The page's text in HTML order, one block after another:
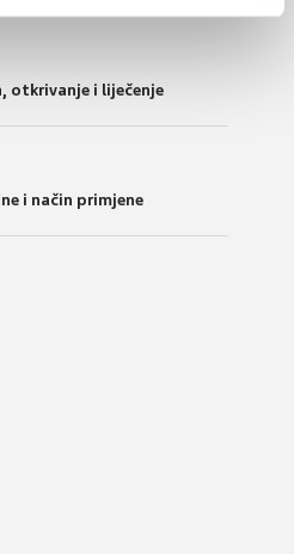
otkrivanje i liječenje
i način primjene